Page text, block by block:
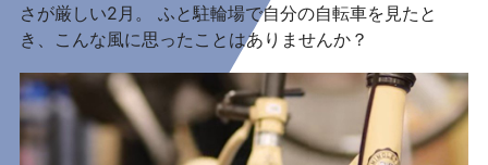
さが厳しい2月。 ふと駐輪場で自分の自転車を見たと
き、こんな風に思ったことはありませんか？